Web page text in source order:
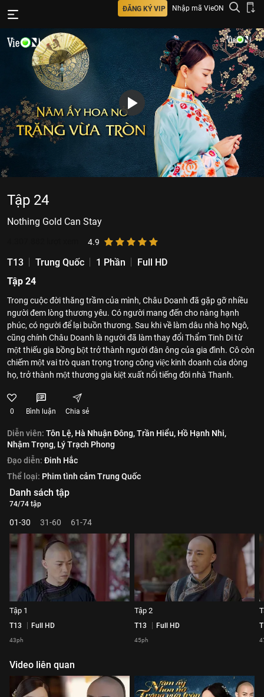
ĐĂNG KÝ VIP Nhập mã VieON
Tập 24
Nothing Gold Can Stay
4.9
T13 Trung Quốc 1 Phần
Full HD
Tập 24
Trong cuộc đời thăng trầm của mình, Châu Doanh đã gặp gỡ nhiều
người đem lòng thương yêu. Có người mang đến cho nàng hạnh
phúc, có người để lại buồn thương. Sau khi về làm dâu nhà họ Ngô,
cũng chính Châu Doanh là người đã làm thay đổi Thẩm Tinh Di từ
một thiếu gia bồng bột trở thành người đàn ông của gia đình. Cô còn
chiếm một vai trò quan trọng trong công việc kinh doanh của dòng
họ, trở thành một thương gia kiệt xuất nổi tiếng đời nhà Thanh.
0 Bình luận Chia sẻ
Diễn viên: Tôn Lệ, Hà Nhuận Đông,Trần Hiểu, Hồ Hạnh Nhi,
Nhậm Trọng, Lý Trạch Phong
Đạo diễn: Đinh Hắc
Thể loại: Phim tình cảm Trung Quốc
Danh sách tập
74/74 tập
01-30 31-60 61-74
Tập 1
T13 Full HD
43ph
Tập 2
T13 Full HD
45ph
Video liên quan